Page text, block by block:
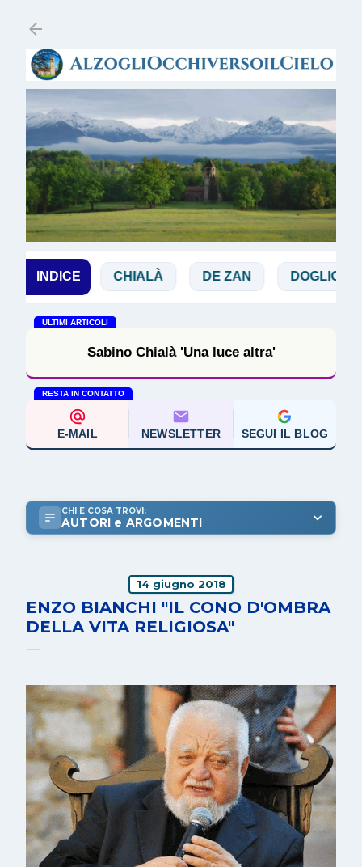
INDICECHIALÀ DE ZAN DOGLIO
ULTIMI ARTICOLI
Sabino Chialà 'Una luce altra'
RESTA IN CONTATTO
E-MAIL NEWSLETTER SEGUI IL BLOG
CHI E COSA TROVI:
AUTORI e ARGOMENTI
14 giugno 2018
ENZO BIANCHI "IL CONO D'OMBRA
DELLA VITA RELIGIOSA"